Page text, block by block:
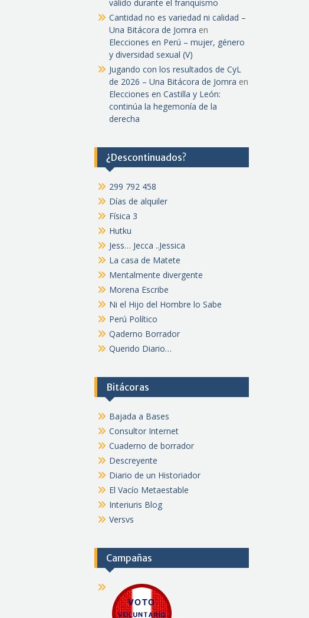
válido durante el franquismo
Cantidad no es variedad ni calidad –
Una Bitácora de Jomra en
Elecciones en Perú – mujer, género
y diversidad sexual (V)
Jugando con los resultados de CyL
de 2026 – Una Bitácora de Jomra en
Elecciones en Castilla y León:
continúa la hegemonía de la
derecha
¿Descontinuados?
299 792 458
Días de alquiler
Física 3
Hutku
Jess… Jecca ..Jessica
La casa de Matete
Mentalmente divergente
Morena Escribe
Ni el Hijo del Hombre lo Sabe
Perú Político
Qaderno Borrador
Querido Diario…
Bitácoras
Bajada a Bases
Consultor Internet
Cuaderno de borrador
Descreyente
Diario de un Historiador
El Vacío Metaestable
Interiuris Blog
Versvs
Campañas